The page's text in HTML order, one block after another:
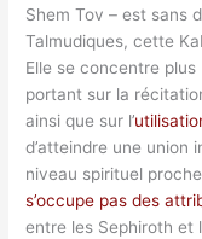
Shem Tov – est sans
Talmudiques, cette
Elle se concentre
portant sur la
ainsi que sur l’
d’atteindre une union
niveau spirituel
s’occupe pas des
entre les Sephiroth et